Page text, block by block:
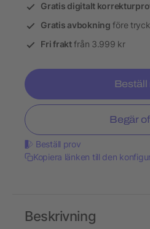
Gratis digitalt
Gratis avbokning före tryck
Fri fraktfrån 3.999 kr
Beställ
Begär
Beställ prov
Kopiera länken till den
Beskrivning